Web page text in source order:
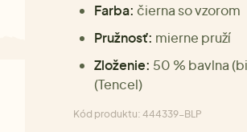
Farba: čierna so vzorom
Pružnosť: mierne pruží
Zloženie: 50 % bavlna
(Tencel)
Kód produktu: 444339-BLP